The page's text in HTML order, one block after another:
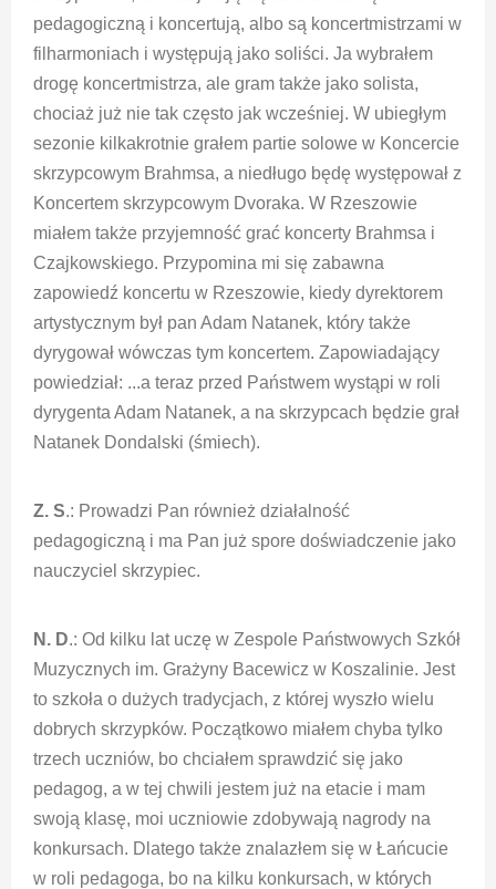
pedagogiczną i koncertują, albo są koncertmistrzami w
filharmoniach i występują jako soliści. Ja wybrałem
drogę koncertmistrza, ale gram także jako solista,
chociaż już nie tak często jak wcześniej. W ubiegłym
sezonie kilkakrotnie grałem partie solowe w Koncercie
skrzypcowym Brahmsa, a niedługo będę występował z
Koncertem skrzypcowym Dvoraka. W Rzeszowie
miałem także przyjemność grać koncerty Brahmsa i
Czajkowskiego. Przypomina mi się zabawna
zapowiedź koncertu w Rzeszowie, kiedy dyrektorem
artystycznym był pan Adam Natanek, który także
dyrygował wówczas tym koncertem. Zapowiadający
powiedział: ...a teraz przed Państwem wystąpi w roli
dyrygenta Adam Natanek, a na skrzypcach będzie grał
Natanek Dondalski (śmiech).
Z. S.: Prowadzi Pan również działalność
pedagogiczną i ma Pan już spore doświadczenie jako
nauczyciel skrzypiec.
N. D.: Od kilku lat uczę w Zespole Państwowych Szkół
Muzycznych im. Grażyny Bacewicz w Koszalinie. Jest
to szkoła o dużych tradycjach, z której wyszło wielu
dobrych skrzypków. Początkowo miałem chyba tylko
trzech uczniów, bo chciałem sprawdzić się jako
pedagog, a w tej chwili jestem już na etacie i mam
swoją klasę, moi uczniowie zdobywają nagrody na
konkursach. Dlatego także znalazłem się w Łańcucie
w roli pedagoga, bo na kilku konkursach, w których